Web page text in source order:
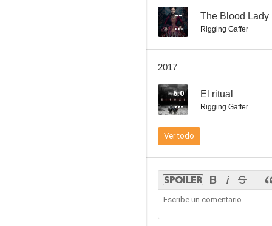
-- The Blood Lady
Rigging Gaffer
2017
6.0 El ritual
Rigging Gaffer
Ver todo